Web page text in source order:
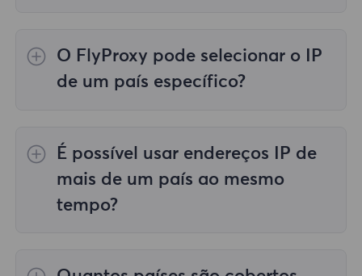
O FlyProxy pode selecionar o IP
de um país específico?
todo o mundo;
Proxies residenciais ilimitados
não apoia a seleção de representantes para
países/regiões específicos;
residenciais estáticos
É possível usar endereços IP de
mais de um país ao mesmo
tempo?